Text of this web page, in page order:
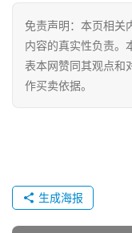
具
母
婴
性
时
尚
免责声明：本页相关
内容的真实性负责。
表本网赞同其观点和
作买卖依据。
生成海报